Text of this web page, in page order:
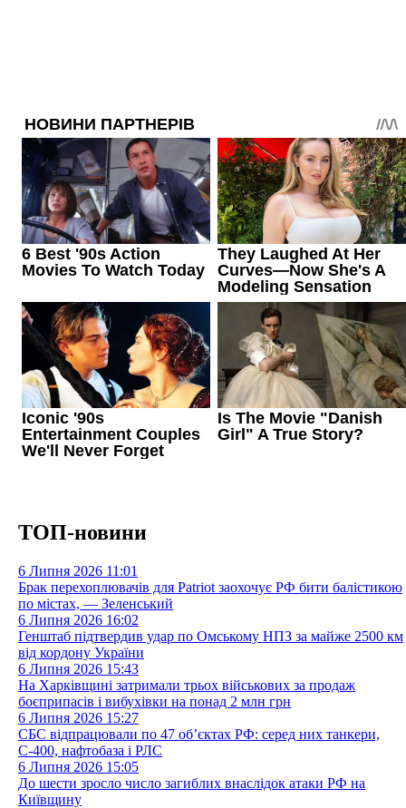
ТОП-новини
6 Липня 2026 11:01
Брак перехоплювачів для Patriot заохочує РФ бити балістикою
по містах, — Зеленський
6 Липня 2026 16:02
Генштаб підтвердив удар по Омському НПЗ за майже 2500 км
від кордону України
6 Липня 2026 15:43
На Харківщині затримали трьох військових за продаж
боєприпасів і вибухівки на понад 2 млн грн
6 Липня 2026 15:27
СБС відпрацювали по 47 об’єктах РФ: серед них танкери,
С-400, нафтобаза і РЛС
6 Липня 2026 15:05
До шести зросло число загиблих внаслідок атаки РФ на
Київщину